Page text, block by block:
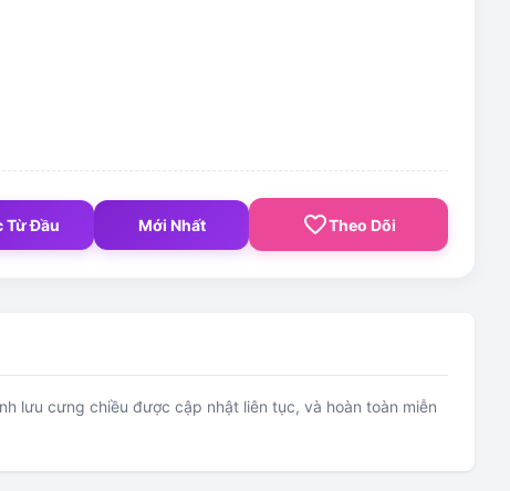
Từ Đầu Mới Nhất favorite_borderTheo Dõi
lưu cưng chiều được cập nhật liên tục, và hoàn toàn miễn